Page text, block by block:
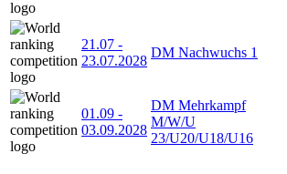
21.07 -
23.07.2028
DM Nachwuchs 1
01.09 -
03.09.2028
DM Mehrkampf
M/W/U
23/U20/U18/U16